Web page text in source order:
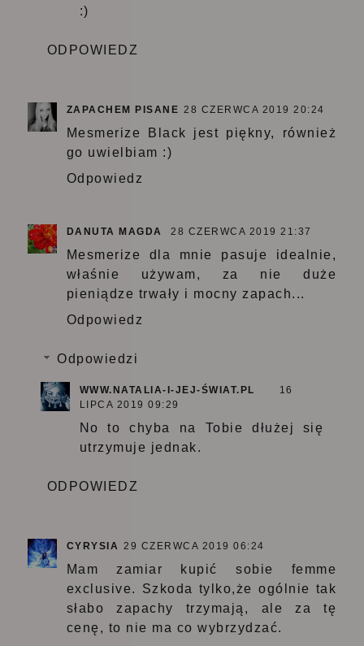
:)
ODPOWIEDZ
ZAPACHEM PISANE 28 CZERWCA 2019 20:24
Mesmerize Black jest piękny, również
go uwielbiam :)
Odpowiedz
DANUTA MAGDA 28 CZERWCA 2019 21:37
Mesmerize dla mnie pasuje idealnie,
właśnie używam, za nie duże
pieniądze trwały i mocny zapach...
Odpowiedz
Odpowiedzi
WWW.NATALIA-I-JEJ-ŚWIAT.PL
16
LIPCA 2019 09:29
No to chyba na Tobie dłużej się
utrzymuje jednak.
ODPOWIEDZ
CYRYSIA 29 CZERWCA 2019 06:24
Mam zamiar kupić sobie femme
exclusive. Szkoda tylko,że ogólnie tak
słabo zapachy trzymają, ale za tę
cenę, to nie ma co wybrzydzać.